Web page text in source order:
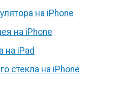
на iPhone
на iPhone
на iPad
стекла на iPhone